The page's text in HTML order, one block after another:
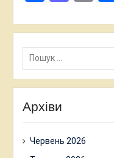
Пошук:
Архіви
Червень 2026